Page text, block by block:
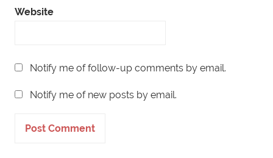
Website
Notify me of follow-up comments by email.
Notify me of new posts by email.